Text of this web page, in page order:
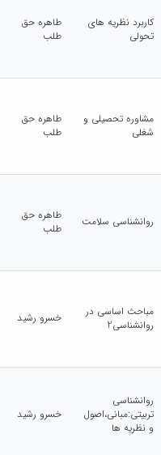
کاربرد نظریه های
تحولی
طاهره حق
طلب
مشاوره تحصیلی و
شغلی
طاهره حق
طلب
روانشناسی سلامت
طاهره حق
طلب
مباحث اساسی در
روانشناسی2
خسرو رشید
روانشناسی
تربیتی:مبانی،اصول
و نظریه ها
خسرو رشید